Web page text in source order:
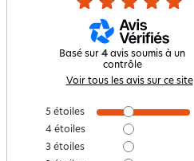
Basé sur 4 avis soumis à un
contrôle
Voir tous les avis sur ce site
5 étoiles
4 étoiles
3 étoiles